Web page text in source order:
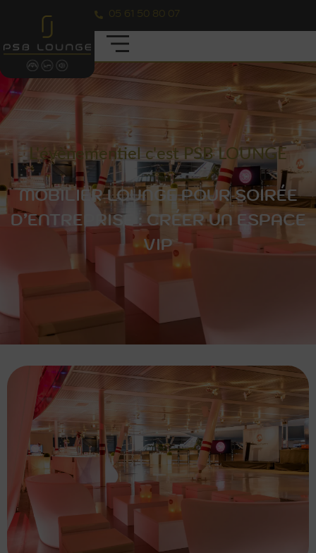
05 61 50 80 07
L'évènementiel c'est PSB LOUNGE
MOBILIER LOUNGE POUR SOIRÉE
D’ENTREPRISE : CRÉER UN ESPACE
VIP